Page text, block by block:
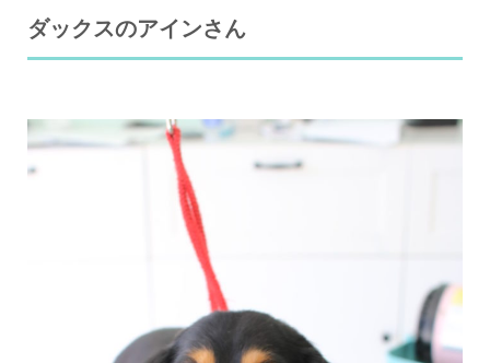
ダックスのアインさん